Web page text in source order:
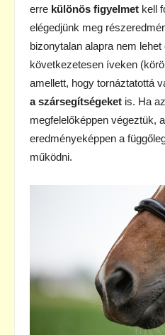
erre különös figyelmet kell
elégedjünk meg
bizonytalan alapra nem
következetesen íveken
amellett, hogy tornáztatottá
a szársegítségeket is. Ha
megfelelőképpen végeztük,
eredményeképpen a
működni.